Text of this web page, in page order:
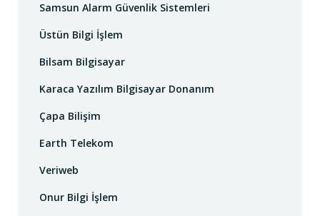
Samsun Alarm Güvenlik Sistemleri
Üstün Bilgi İşlem
Bilsam Bilgisayar
Karaca Yazılım Bilgisayar Donanım
Çapa Bilişim
Earth Telekom
Veriweb
Onur Bilgi İşlem